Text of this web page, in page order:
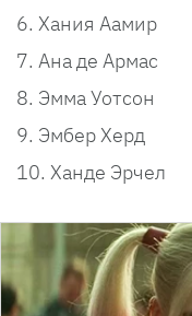
Хания Аамир
Ана де Армас
Эмма Уотсон
Эмбер Херд
Ханде Эрчел